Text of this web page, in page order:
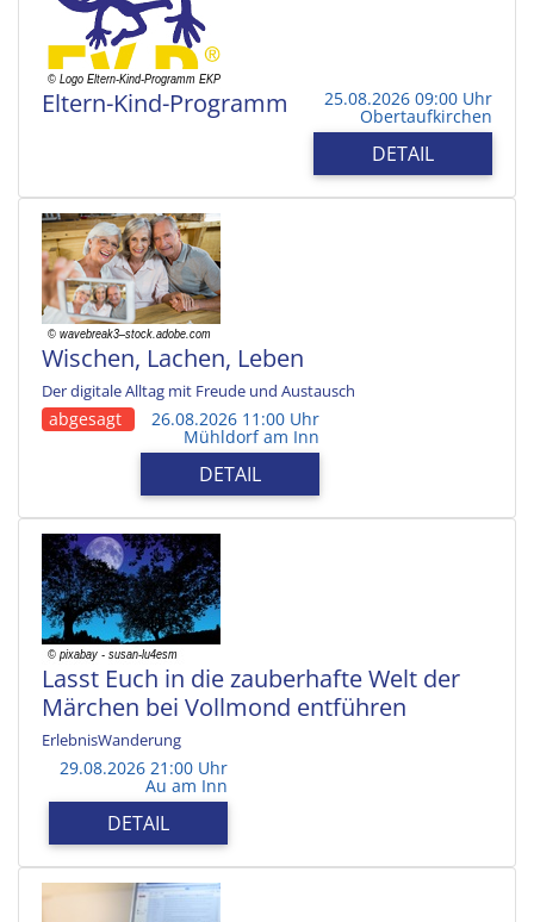
Eltern-Kind-Programm 25.08.2026 09:00 Uhr
Obertaufkirchen
DETAIL
Wischen, Lachen, Leben
Der digitale Alltag mit Freude und Austausch
abgesagt 26.08.2026 11:00 Uhr
Mühldorf am Inn
DETAIL
Lasst Euch in die zauberhafte Welt der
Märchen bei Vollmond entführen
ErlebnisWanderung
29.08.2026 21:00 Uhr
Au am Inn
DETAIL